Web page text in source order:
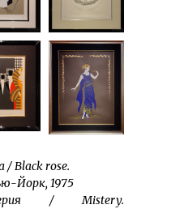
/ Black rose.
Йорк, 1975
/ Mistery.